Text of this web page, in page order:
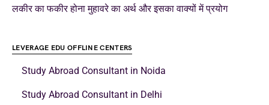
लकीर का फकीर होना मुहावरे का अर्थ और इसका वाक्यों में प्रयोग
LEVERAGE EDU OFFLINE CENTERS
Study Abroad Consultant in Noida
Study Abroad Consultant in Delhi